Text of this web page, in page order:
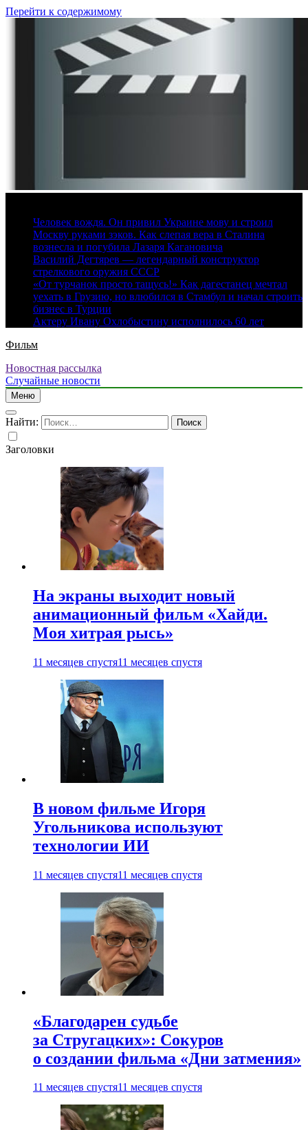
Перейти к содержимому
Человек вождя. Он привил Украине мову и строил
Москву руками зэков. Как слепая вера в Сталина
вознесла и погубила Лазаря Кагановича
Василий Дегтярев — легендарный конструктор
стрелкового оружия СССР
«От турчанок просто тащусь!» Как дагестанец мечтал
уехать в Грузию, но влюбился в Стамбул и начал строить
бизнес в Турции
Актеру Ивану Охлобыстину исполнилось 60 лет
Фильм
Новостная рассылка
Случайные новости
Меню
Найти:
Заголовки
На экраны выходит новый
анимационный фильм «Хайди.
Моя хитрая рысь»
11 месяцев спустя11 месяцев спустя
В новом фильме Игоря
Угольникова используют
технологии ИИ
11 месяцев спустя11 месяцев спустя
«Благодарен судьбе
за Стругацких»: Сокуров
о создании фильма «Дни затмения»
11 месяцев спустя11 месяцев спустя